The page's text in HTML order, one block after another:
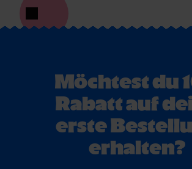
Möchtest du
Rabatt auf
erste
erhalten?